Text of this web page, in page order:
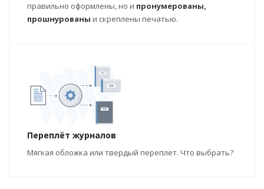
правильно оформлены, но и пронумерованы,
прошнурованы и скреплены печатью.
Переплёт журналов
Мягкая обложка или твердый переплет. Что выбрать?